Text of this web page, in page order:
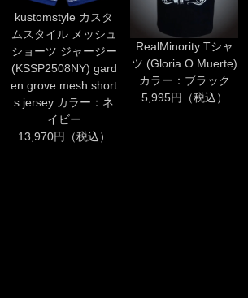
kustomstyle カスタ
ムスタイル メッシュ
ショーツ ジャージー
(KSSP2508NY) gard
en grove mesh short
s jersey カラー：ネ
イビー
13,970円（税込）
RealMinority Tシャ
ツ (Gloria O Muerte)
カラー：ブラック
5,995円（税込）